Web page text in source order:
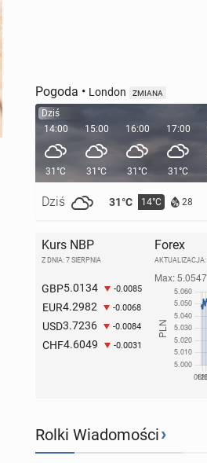
Pogoda • London ZMIANA
Dziś
14:00
31°C
Dziś 31°C 14°C 28
15:00
31°C
16:00
31°C
17:00
31°C
Kurs NBP
Z DNIA: 7 SIERPNIA
GBP5.0134 -0.0085
EUR4.2982 -0.0068
USD3.7236 -0.0084
CHF4.6049 -0.0031
Forex
AKTUALIZACJA:
Rolki Wiadomości›